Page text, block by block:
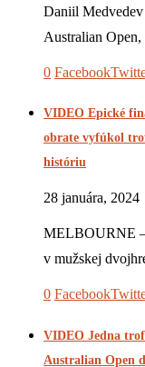
Daniil
Australian
0 Facebook
VIDEO Epické
obrate vyfúkol
históriu
28 januára, 2024
MELBOURNE –
v mužskej
0 Facebook
VIDEO Jedna
Australian Open